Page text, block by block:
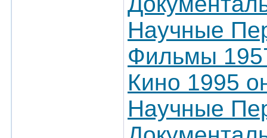
Научные
Фильмы
Кино 1995
Научные